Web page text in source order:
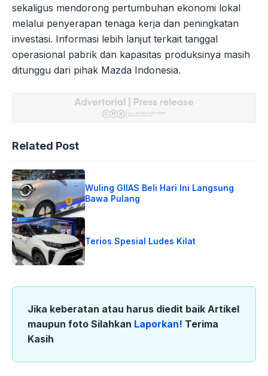
sekaligus mendorong pertumbuhan ekonomi lokal
melalui penyerapan tenaga kerja dan peningkatan
investasi. Informasi lebih lanjut terkait tanggal
operasional pabrik dan kapasitas produksinya masih
ditunggu dari pihak Mazda Indonesia.
Related Post
Wuling GIIAS Beli Hari Ini Langsung
Bawa Pulang
Terios Spesial Ludes Kilat
Jika keberatan atau harus diedit baik Artikel
maupun foto Silahkan Laporkan! Terima
Kasih